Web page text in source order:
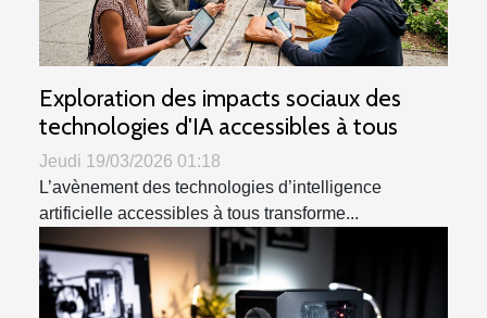
Exploration des impacts sociaux des
technologies d'IA accessibles à tous
Jeudi 19/03/2026 01:18
L’avènement des technologies d’intelligence
artificielle accessibles à tous transforme...